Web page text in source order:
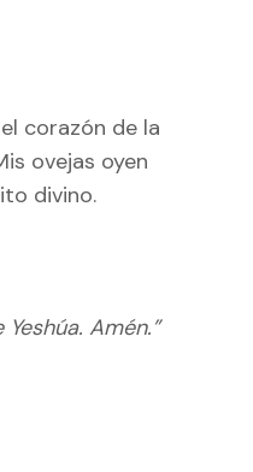
corazón de la
ovejas oyen
divino.
Amén.”